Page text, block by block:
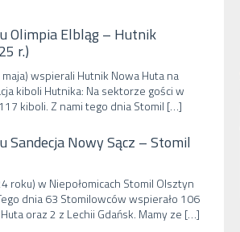
Olimpia Elbląg – Hutnik
r.)
wspierali Hutnik Nowa Huta na
kiboli Hutnika: Na sektorze gości w
kiboli. Z nami tego dnia Stomil […]
Sandecja Nowy Sącz – Stomil
roku) w Niepołomicach Stomil Olsztyn
dnia 63 Stomilowców wspierało 106
oraz 2 z Lechii Gdańsk. Mamy ze […]